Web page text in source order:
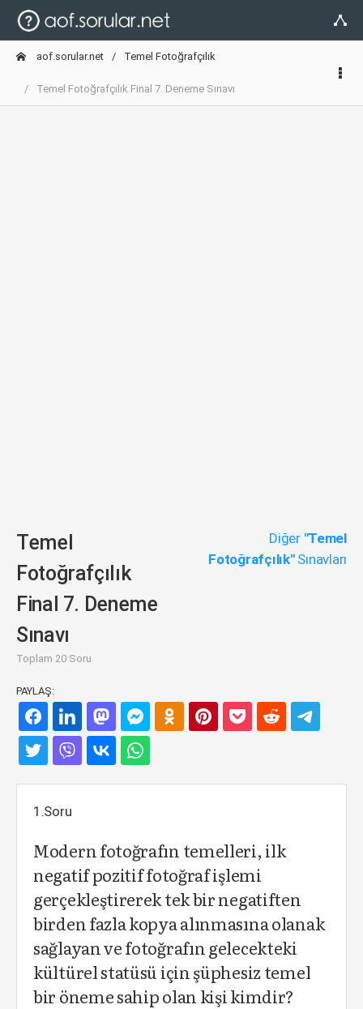
aof.sorular.net Temel Fotoğrafçılık
Temel Fotoğrafçılık Final 7. Deneme Sınavı
Temel
Fotoğrafçılık
Final 7. Deneme
Sınavı
Toplam 20 Soru
Diğer "Temel
Fotoğrafçılık"Sınavları
PAYLAŞ:
1.Soru
Modern fotoğrafın temelleri, ilk
negatif pozitif fotoğraf işlemi
gerçekleştirerek tek bir negatiften
birden fazla kopya alınmasına olanak
sağlayan ve fotoğrafın gelecekteki
kültürel statüsü için şüphesiz temel
bir öneme sahip olan kişi kimdir?